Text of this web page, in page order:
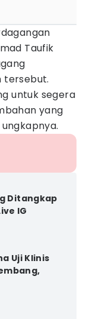
Taufik
tersebut.
untuk segera
yang
Ditangkap
IG
Uji Klinis